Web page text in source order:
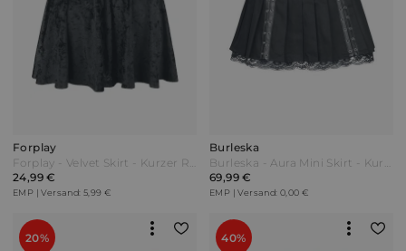
Forplay
Forplay - Velvet Skirt - Kurzer Rock - schwarz
24,99 €
EMP | Versand: 5,99 €
Burleska
Burleska - Aura Mini Skirt - Kurzer Rock - schwarz
69,99 €
EMP | Versand: 0,00 €
20% 40%